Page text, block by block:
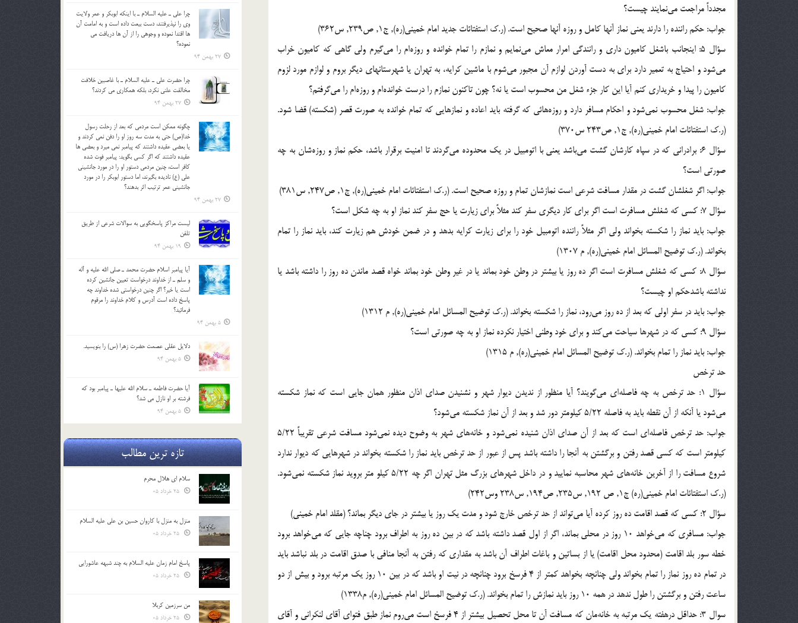
مجدداً مراجعت مي‌نمايند چيست؟
جواب: حكم راننده را دارند يعني نماز آنها كامل و روزه آنها صحيح است. (ر.ک استفتائات جديد امام خميني(ره), ج1, ص239, س362)
سؤال 5: اينجانب باشغل كاميون داري و رانندگي امرار معاش مي‌نمايم و نمازم را تمام خوانده و روزه‌ام را مي‌گيرم ولي گاهي كه كاميون خراب
مي‌شود و احتياج به تعمير دارد براي به دست آوردن لوازم آن مجبور مي‌شوم با ماشين كرايه، به تهران يا شهرستانهاي ديگر بروم و لوازم مورد لزوم
كاميون را پيدا و خريداري كنم آيا اين كار جزء شغل من محسوب است يا نه؟ چون تاكنون نمازم را درست خوانده‌ام و روزه‌ام را مي‌گرفتم؟
جواب: شغل محسوب نمي‌شود و احكام مسافر دارد و روزه‌هائي كه گرفته بايد اعاده و نمازهايي كه تمام خوانده به صورت قصر (شكسته) قضا شود.
(ر.ک استفتائات امام خميني(ره), ج1, ص243 س370)
سؤال 6: برادراني كه در سپاه كارشان گشت مي‌باشد يعني با اتومبيل در يك محدوده مي‌گردند تا امنيت برقرار باشد، حكم نماز و روزه‌شان به چه
صورتي است؟
جواب: اگر شغلشان گشت در مقدار مسافت شرعي است نمازشان تمام و روزه صحيح است. (ر.ک استفتائات امام خميني(ره), ج1, ص247, س381)
سؤال 7: كسي كه شغلش مسافرت است اگر براي كار ديگري سفر كند مثلاً براي زيارت يا حج سفر كند نماز او به چه شكل است؟
جواب: بايد نماز را شكسته بخواند ولي اگر مثلاً راننده اتومبيل خود را براي زيارت كرايه بدهد و در ضمن خودش هم زيارت كند، بايد نماز را تمام
بخواند. (ر.ک توضيح المسائل امام خميني(ره), م 1307)
سؤال 8: كسي كه شغلش مسافرت است اگر ده روز يا بيشتر در وطن خود بماند يا در غير وطن خود بماند خواه قصد ماندن ده روز را داشته باشد يا
نداشته باشدحكم او چيست؟
جواب: بايد در سفر اولي كه بعد از ده روز مي‌رود، نماز را شكسته بخواند. (ر.ک توضيح المسائل امام خميني(ره), م 1312)
سؤال 9: كسي كه در شهرها سياحت مي‌كند و براي خود وطني اختيار نكرده نماز او به چه صورتي است؟
جواب: بايد نماز را تمام بخواند. (ر.ک توضيح المسائل امام خميني(ره), م 1315)
حد ترخص
سؤال 1: حد ترخص به چه فاصله‌اي مي‌گويند؟ آيا منظور از نديدن ديوار شهر و نشنيدن صداي اذان منظور همان جايي است كه نماز شكسته
مي‌شود يا آنكه از آن نقطه بايد به فاصله 5/22 كيلومتر دور شد و بعد از آن نماز شكسته مي‌شود؟
جواب: حد ترخص فاصله‌اي است كه بعد از آن صداي اذان شنيده نمي‌شود و خانه‌هاي شهر به وضوح ديده نمي‌شود مسافت شرعي تقريباً 5/22
كيلومتر است كه كسي قصد رفتن و برگشتن به آنجا را داشته باشد پس از عبور از حد ترخص بايد نماز را شكسته بخواند در شهرهايي كه ديوار ندارد
شروع مسافت را از آخرين خانه‌هاي شهر محاسبه نماييد و در داخل شهرهاي بزرگ مثل تهران اگر چه 5/22 كيلو متر برويد نماز شكسته نمي‌شود.
(ر.ک استفتائات امام خميني(ره) ج1, ص 192, س235, ص194, س238 وس242)
سؤال 2: كسي كه قصد اقامت ده روز كرده آيا مي‌تواند از حد ترخص خارج شود و مدت يك روز يا بيشتر در جاي ديگر بماند؟ (مقلد امام خميني)
جواب: مسافري كه مي‌خواهد 10 روز در محلي بماند، اگر از اول قصد داشته باشد كه در بين ده روز به اطراف برود چناچه جايي كه مي‌خواهد برود
خطه سور بلد اقامت (محدود محل اقامت) يا از بساتين و باغات اطراف آن باشد به مقداري كه رفتن به آنجا منافي با صدق اقامت در بلد نباشد بايد
در تمام ده روز نماز را تمام بخواند ولي چنانچه بخواهد كمتر از 4 فرسخ برود چنانچه در نيت او باشد كه در بين 10 روز يك مرتبه برود و بيش از دو
ساعت رفتن و برگشتن را طول ندهد در همه 10 روز بايد نمازش را تمام بخواند. (ر.ک توضيح المسائل امام خميني(ره), م1338)
سوال 3: حداقل درهفته يك مرتبه به خانه‌مان كه مسافت آن تا محل تحصيل بيشتر از 4 فرسخ است مي‌روم نماز طبق فتواي آقاي لنكراني و آقاي
چرا علي ـ عليه السلام ـ با اينكه ابوبكر و عمر ولايت
وي را نپذيرفتند، دست بيعت داده است و به امامت آن
ها اقتدا نموده و وجوهي را از آن ها دريافت مي
نموده؟
27 بهمن 94
چرا حضرت علي ـ عليه السلام ـ با غاصبين خلافت
مخالفت علني نکرد، بلكه همكاري مي کردند؟
27 بهمن 94
چگونه ممكن است مردمي كه بعد از رحلت رسول
خدا(ص) حتی به مدت سه روز او را دفن نمي كردند و
یا بعضي عقيده داشتند كه پيامبر نمي ميرد و بعضي ها
عقيده داشتند كه اگر كسي بگويد: پيامبر فوت شده
كافر است، چنین مردمی دستور او را در مورد جانشيني
علي (ع) ناديده بگيرند، اما دستور ابوبكر را در مورد
جانشيني عمر ترتیب اثر بدهند؟
27 بهمن 94
لیست مراکز پاسخگویی به سوالات شرعی از طریق
تلفن
19 بهمن 94
آيا پيامبر اسلام حضرت محمد ـ صلي الله عليه و آله
و سلم ـ از خداوند درخواست تعيين جانشين کرده
است يا خير؟ اگر چنين درخواستي شده خداوند چه
پاسخ داده است آدرس و کلام خداوند را مرقوم
فرمائيد؟
5 بهمن 94
دلايل عقلي عصمت حضرت زهرا (س) را بنويسيد.
5 بهمن 94
آيا حضرت فاطمه ـ سلام الله عليها ـ پيامبر بود كه
فرشته بر او نازل مي شد؟
5 بهمن 94
تازه ترین مطالب
سلام ای هلال محرم
منزل به منزل با کاروان حسین بن علی علیه السلام
پاسخ امام زمان علیه السلام به چند شبهه عاشورایی
من سرزمین کربلا